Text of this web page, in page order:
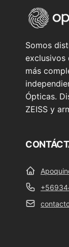
Somos
más
Ópticas.
ZEISS y